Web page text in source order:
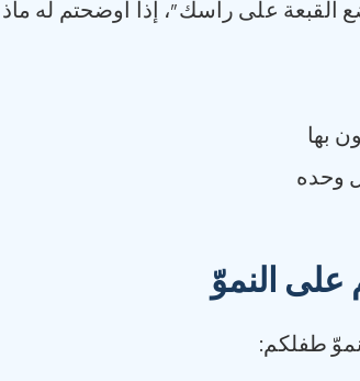
القبعة على رأسك”، إذا أوضحتم له
بها
وحده
النموّ
طفلكم: